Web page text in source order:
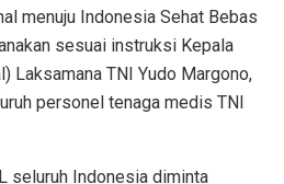
menuju Indonesia Sehat Bebas
sesuai instruksi Kepala
Laksamana TNI Yudo Margono,
personel tenaga medis TNI
seluruh Indonesia diminta